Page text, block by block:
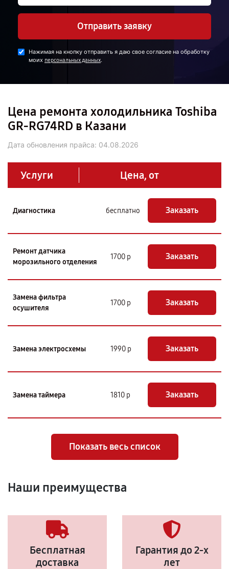
Отправить заявку
Нажимая на кнопку отправить я даю свое согласие на обработку
моих персональных данных.
Цена ремонта холодильника Toshiba
GR-RG74RD в Казани
Дата обновления прайса: 04.08.2026
Услуги Цена, от
Диагностика бесплатно Заказать
Ремонт датчика
морозильного отделения
1700 р Заказать
Замена фильтра
осушителя
1700 р Заказать
Замена электросхемы 1990 р Заказать
Замена таймера 1810 р Заказать
Показать весь список
Наши преимущества
Бесплатная
доставка
Гарантия до 2-х
лет